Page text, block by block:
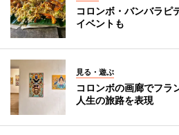
コロンボ・バンバラ
イベントも
見る・遊ぶ
コロンボの画廊でフ
人生の旅路を表現